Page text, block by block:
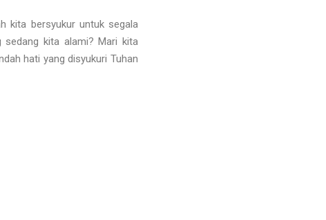
kita bersyukur untuk segala
sedang kita alami? Mari kita
hati yang disyukuri Tuhan